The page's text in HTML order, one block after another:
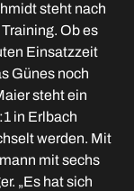
steht nach
Ob es
Einsatzzeit
Günes noch
steht ein
in Erlbach
werden. Mit
mit sechs
„Es hat sich